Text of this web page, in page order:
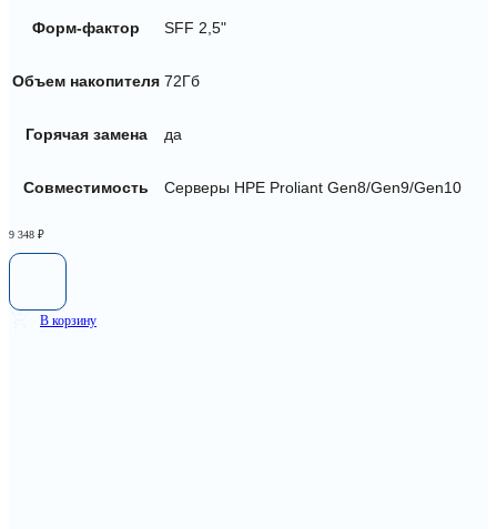
Форм-фактор SFF 2,5"
Объем накопителя 72Гб
Горячая замена да
Совместимость Серверы HPE Proliant Gen8/Gen9/Gen10
9 348 ₽
В корзину